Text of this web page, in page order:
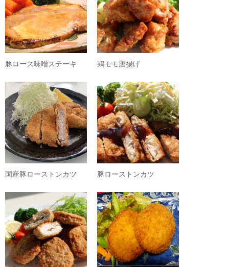
豚ロース味噌ステーキ 鶏モモ唐揚げ
国産豚ローストンカツ 豚ローストンカツ